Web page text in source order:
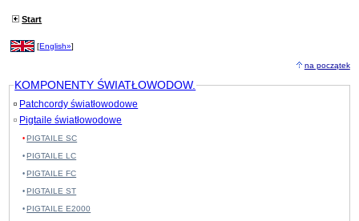
Start
[English»]
na początek
KOMPONENTY ŚWIATŁOWODOW.
Patchcordy światłowodowe
Pigtaile światłowodowe
PIGTAILE SC
PIGTAILE LC
PIGTAILE FC
PIGTAILE ST
PIGTAILE E2000